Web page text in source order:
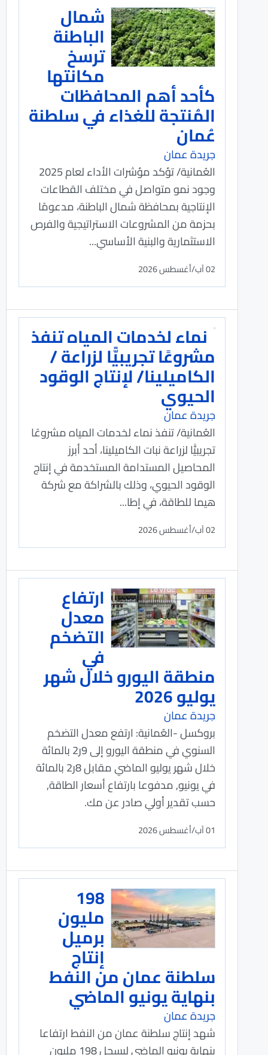
شمال
الباطنة
ترسخ
مكانتها
كأحد أهم المحافظات
المُنتجة للغذاء في سلطنة
عُمان
جريدة عمان
العُمانية/ تؤكد مؤشرات الأداء لعام 2025
وجود نمو متواصل في مختلف القطاعات
الإنتاجية بمحافظة شمال الباطنة، مدعومًا
بحزمة من المشروعات الاستراتيجية والفرص
الاستثمارية والبنية الأساسي...
02 آب/أغسطس 2026
نماء لخدمات المياه تنفذ
مشروعًا تجريبيًّا لزراعة /
الكاميلينا/ لإنتاج الوقود
الحيوي
جريدة عمان
العُمانية/ تنفذ نماء لخدمات المياه مشروعًا
تجريبيًّا لزراعة نبات الكاميلينا، أحد أبرز
المحاصيل المستدامة المستخدمة في إنتاج
الوقود الحيوي، وذلك بالشراكة مع شركة
هيما للطاقة، في إطا...
02 آب/أغسطس 2026
ارتفاع
معدل
التضخم
في
منطقة اليورو خلال شهر
يوليو 2026
جريدة عمان
بروكسل -العُمانية: ارتفع معدل التضخم
السنوي في منطقة اليورو إلى 9ر2 بالمائة
خلال شهر يوليو الماضي مقابل 8ر2 بالمائة
في يونيو, مدفوعا بارتفاع أسعار الطاقة,
حسب تقدير أولي صادر عن مك.
01 آب/أغسطس 2026
198
مليون
برميل
إنتاج
سلطنة عمان من النفط
بنهاية يونيو الماضي
جريدة عمان
شهد إنتاج سلطنة عمان من النفط ارتفاعا
بنهاية يونيو الماضي ليسجل 198 مليون